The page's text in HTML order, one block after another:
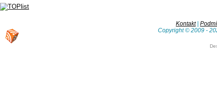
Kontakt|
Copyright © 2009 -